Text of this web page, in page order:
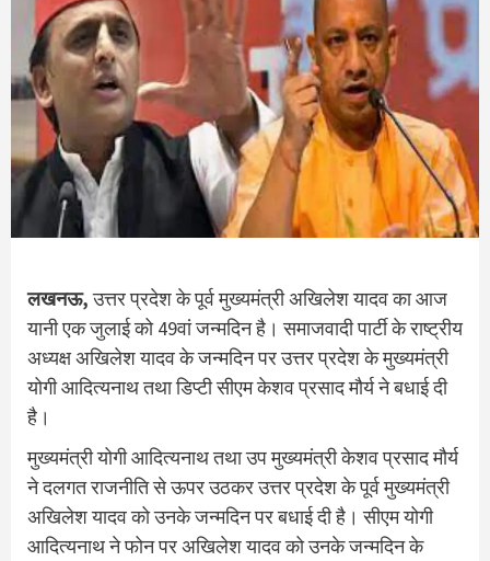
लखनऊ,उत्तर प्रदेश के पूर्व मुख्यमंत्री अखिलेश यादव का आज
यानी एक जुलाई को 49वां जन्मदिन है। समाजवादी पार्टी के राष्ट्रीय
अध्यक्ष अखिलेश यादव के जन्मदिन पर उत्तर प्रदेश के मुख्यमंत्री
योगी आदित्यनाथ तथा डिप्टी सीएम केशव प्रसाद मौर्य ने बधाई दी
है।
मुख्यमंत्री योगी आदित्यनाथ तथा उप मुख्यमंत्री केशव प्रसाद मौर्य
ने दलगत राजनीति से ऊपर उठकर उत्तर प्रदेश के पूर्व मुख्यमंत्री
अखिलेश यादव को उनके जन्मदिन पर बधाई दी है। सीएम योगी
आदित्यनाथ ने फोन पर अखिलेश यादव को उनके जन्मदिन के